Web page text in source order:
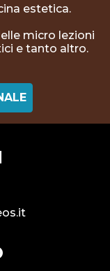
estetica.
micro lezioni
e tanto altro.